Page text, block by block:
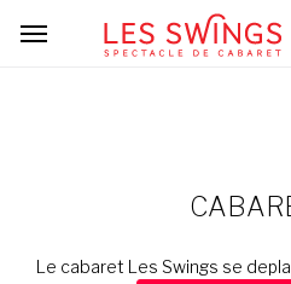
Le cabaret Les Swings se